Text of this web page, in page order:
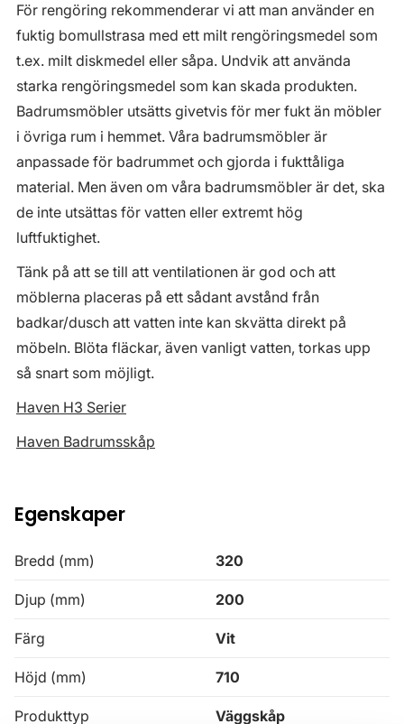
För rengöring rekommenderar vi att man använder en
fuktig bomullstrasa med ett milt rengöringsmedel som
t.ex. milt diskmedel eller såpa. Undvik att använda
starka rengöringsmedel som kan skada produkten.
Badrumsmöbler utsätts givetvis för mer fukt än möbler
i övriga rum i hemmet. Våra badrumsmöbler är
anpassade för badrummet och gjorda i fukttåliga
material. Men även om våra badrumsmöbler är det, ska
de inte utsättas för vatten eller extremt hög
luftfuktighet.
Tänk på att se till att ventilationen är god och att
möblerna placeras på ett sådant avstånd från
badkar/dusch att vatten inte kan skvätta direkt på
möbeln. Blöta fläckar, även vanligt vatten, torkas upp
så snart som möjligt.
Haven H3 Serier
Haven Badrumsskåp
Egenskaper
Bredd (mm) 320
Djup (mm) 200
Färg Vit
Höjd (mm) 710
Produkttyp Väggskåp